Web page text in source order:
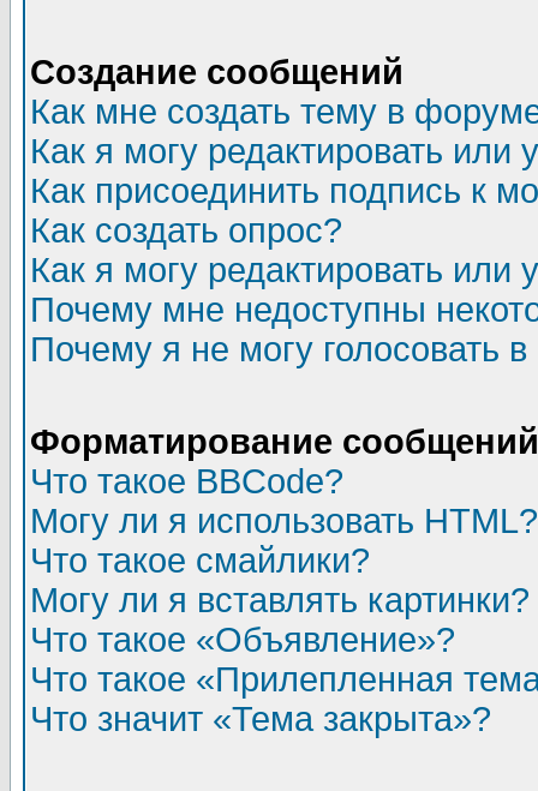
Создание сообщений
Как мне создать тему в
Как я могу редактировать или
Как присоединить подпись к
Как создать опрос?
Как я могу редактировать или
Почему мне недоступны
Почему я не могу голосовать
Форматирование
Что такое BBCode?
Могу ли я использовать HTML?
Что такое смайлики?
Могу ли я вставлять картинки?
Что такое «Объявление»?
Что такое «Прилепленная
Что значит «Тема закрыта»?